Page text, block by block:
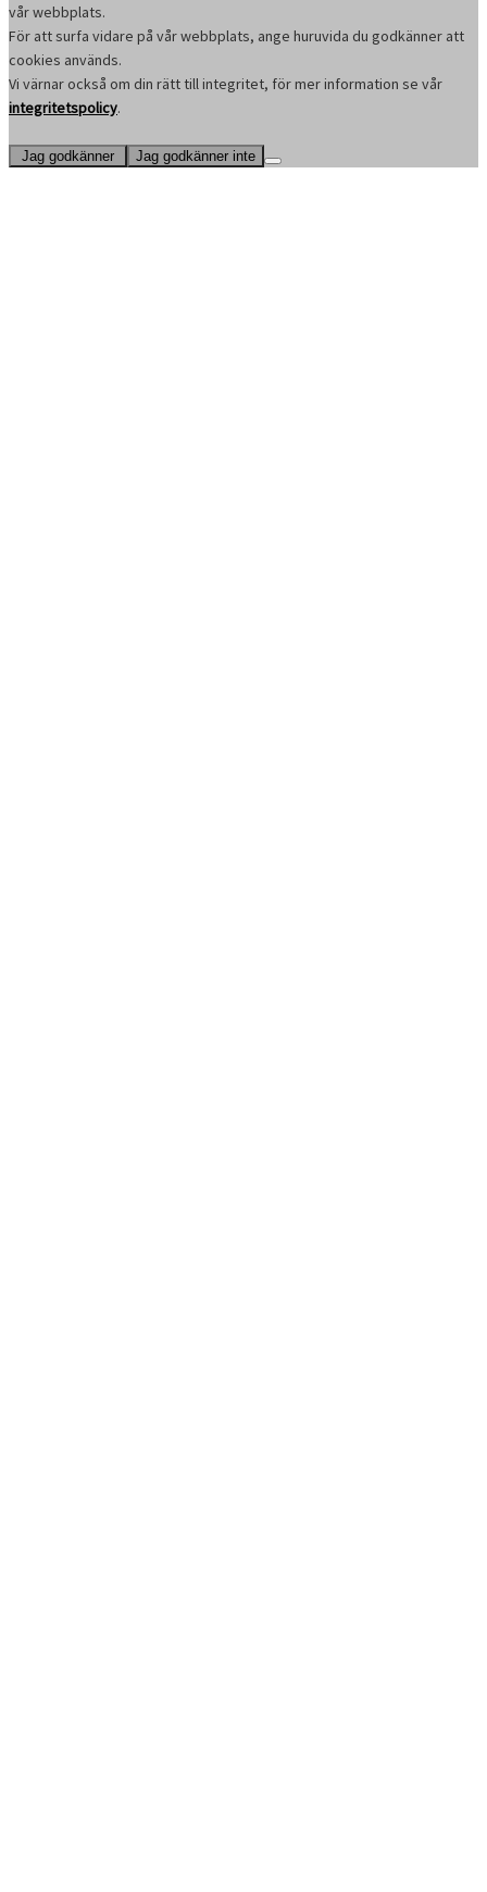
vår webbplats.
För att surfa vidare på vår webbplats, ange huruvida du godkänner att
cookies används.
Vi värnar också om din rätt till integritet, för mer information se vår
integritetspolicy.
Jag godkänner Jag godkänner inte